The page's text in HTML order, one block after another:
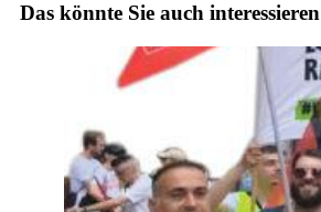
Das könnte Sie auch interessieren